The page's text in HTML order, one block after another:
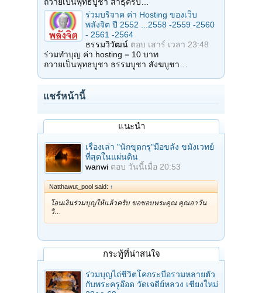
ถวายเป็นพุทธบูชา สาธุครับ…
ร่วมบริจาค ค่า Hosting ของเว็บ
พลังจิต ปี 2552 ...2558 -2559 -2560
- 2561 -2564
ธรรมวิวัฒน์ ตอบ เสาร์ เวลา 23:48
ร่วมทำบุญ ค่า hosting = 10 บาท
ถวายเป็นพุทธบูชา ธรรมบูชา สังฆบูชา…
แชร์หน้านี้
แนะนำ
เรื่องเล่า "นักขุดกรุ"มือขลัง ขมังเวทย์
ที่สุดในแผ่นดิน
wanwi ตอบ วันนี้เมื่อ 20:53
Natthawut_pool said: ↑
โอนเงินร่วมบุญให้แล้วครับ ขอขอบพระคุณ คุณอาวัน
วิ…
กระทู้ที่น่าสนใจ
ร่วมบุญไถ่ชีวิตโคกระบือรวมหลายตัว
กับพระครูอ๊อด วัดเจดีย์หลวง เชียงใหม่